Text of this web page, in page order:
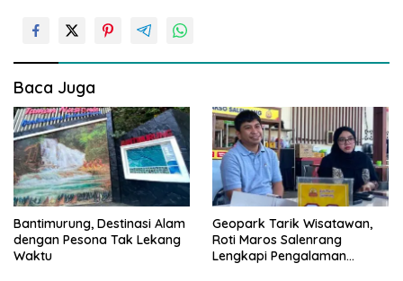
a
s
i
p
o
s
Baca Juga
Bantimurung, Destinasi Alam
dengan Pesona Tak Lekang
Waktu
Geopark Tarik Wisatawan,
Roti Maros Salenrang
Lengkapi Pengalaman